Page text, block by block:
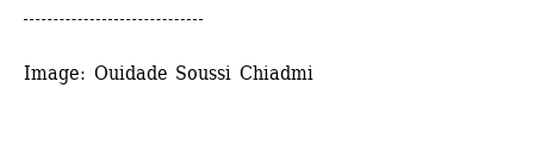
Image: Ouidade Soussi Chiadmi